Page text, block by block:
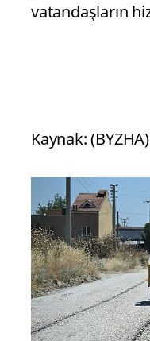
vatandaşların
Kaynak: